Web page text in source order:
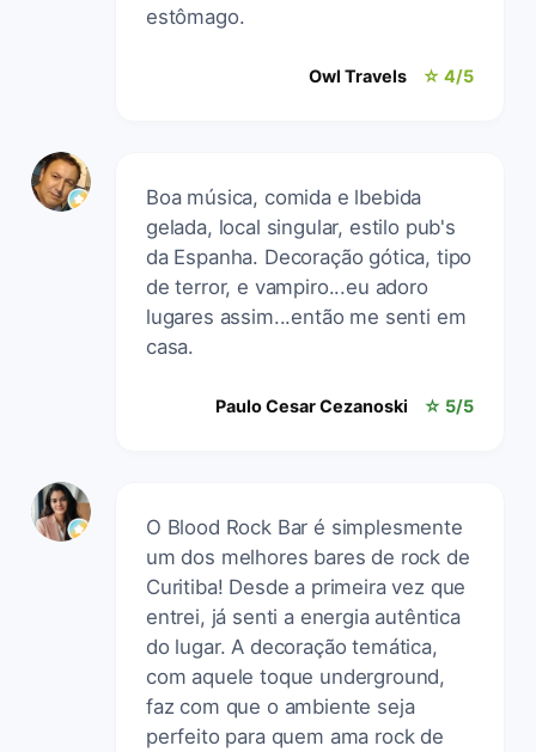
estômago.
Owl Travels ☆ 4/5
Boa música, comida e lbebida
gelada, local singular, estilo pub's
da Espanha. Decoração gótica, tipo
de terror, e vampiro...eu adoro
lugares assim...então me senti em
casa.
Paulo Cesar Cezanoski ☆ 5/5
O Blood Rock Bar é simplesmente
um dos melhores bares de rock de
Curitiba! Desde a primeira vez que
entrei, já senti a energia autêntica
do lugar. A decoração temática,
com aquele toque underground,
faz com que o ambiente seja
perfeito para quem ama rock de